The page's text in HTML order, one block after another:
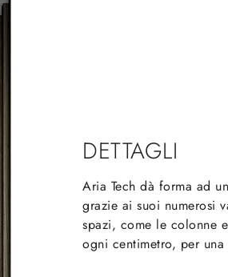
DETTAGLI
Aria Tech dà forma ad
grazie ai suoi numerosi
spazi, come le colonne
ogni centimetro, per